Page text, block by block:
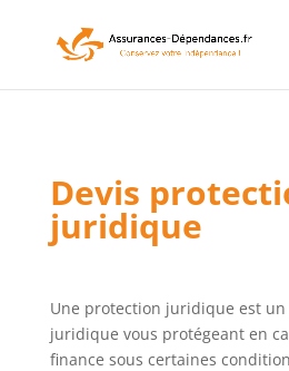
Devis
juridique
Une protection juridique est
juridique vous protégeant en
finance sous certaines